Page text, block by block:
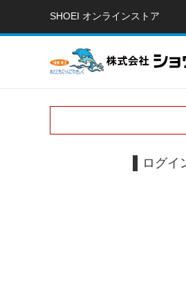
SHOEI オンラインストア
ログイ